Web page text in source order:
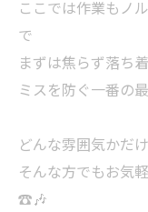
ここでは作業もノ
で
まずは焦らず落ち
ミスを防ぐ一番の
どんな雰囲気かだ
そんな方でもお気
☎️🎶